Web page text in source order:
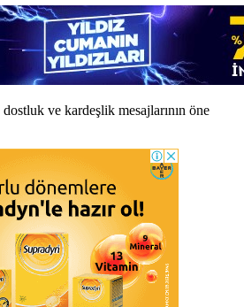
ve kardeşlik mesajlarının öne